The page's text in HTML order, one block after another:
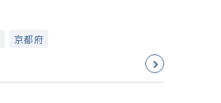
京都府